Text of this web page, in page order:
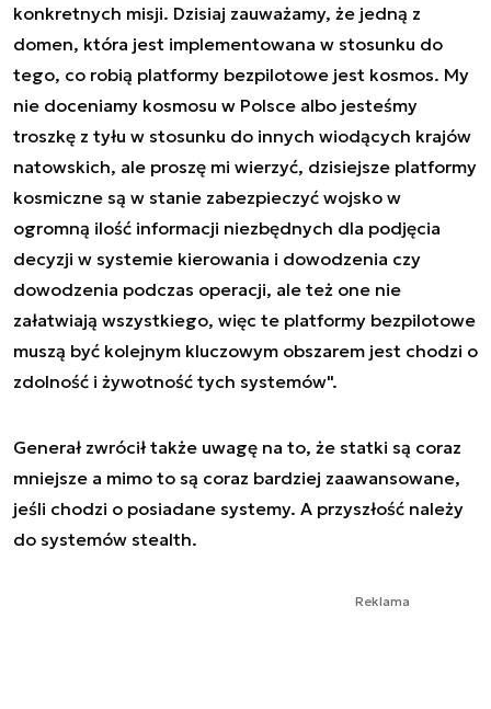
konkretnych misji. Dzisiaj zauważamy, że jedną z
domen, która jest implementowana w stosunku do
tego, co robią platformy bezpilotowe jest kosmos. My
nie doceniamy kosmosu w Polsce albo jesteśmy
troszkę z tyłu w stosunku do innych wiodących krajów
natowskich, ale proszę mi wierzyć, dzisiejsze platformy
kosmiczne są w stanie zabezpieczyć wojsko w
ogromną ilość informacji niezbędnych dla podjęcia
decyzji w systemie kierowania i dowodzenia czy
dowodzenia podczas operacji, ale też one nie
załatwiają wszystkiego, więc te platformy bezpilotowe
muszą być kolejnym kluczowym obszarem jest chodzi o
zdolność i żywotność tych systemów".
Generał zwrócił także uwagę na to, że statki są coraz
mniejsze a mimo to są coraz bardziej zaawansowane,
jeśli chodzi o posiadane systemy. A przyszłość należy
do systemów stealth.
Reklama